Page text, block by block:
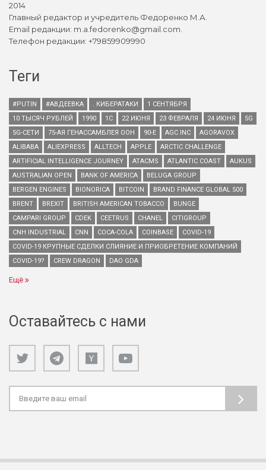
2014
Главный редактор и учредитель Федоренко М.А.
Email редакции: m.a.fedorenko@gmail.com.
Телефон редакции: +79859909990
Теги
#PUTIN #АВДЕЕВКА . КИБЕРАТАКИ
1 СЕНТЯБРЯ
10 ТЫСЯЧ РУБЛЕЙ
1990 1С 22 ИЮНЯ 23 ФЕВРАЛЯ 24 ИЮНЯ
5G
5G-СЕТИ
75-АЯ ГЕНАССАМБЛЕЯ ООН 90-Е AGC INC
AGORAVOX
ALIBABA
ALIEXPRESS ALLTECH APPLE
ARCTIC CHALLENGE
ARTIFICIAL INTELLIGENCE JOURNEY
ATACMS ATLANTIC COAST
AUKUS
AUSTRALIAN OPEN
BANK OF AMERICA
BELUGA GROUP
BERGEN ENGINES
BIONORICA BITCOIN
BRAND FINANCE GLOBAL 500
BRENT
BREXIT BRITISH AMERICAN TOBACCO
BUNGE
CAMPARI GROUP
CDEK CEETRUS CHANEL
CITIGROUP
CNH INDUSTRIAL
CNN COCA-COLA COINBASE
COVID-19
COVID-19 КРУПНЫЕ СДЕЛКИ СЛИЯНИЕ И ПРИОБРЕТЕНИЕ КОМПАНИЙ
COVID-19?
CREW DRAGON DAO GDA
Ещё
Оставайтесь с нами